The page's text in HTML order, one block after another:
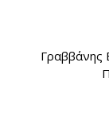
Γραββάνης